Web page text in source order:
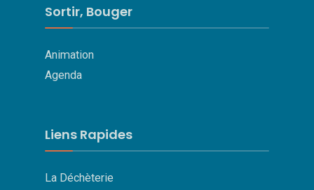
Sortir, Bouger
Animation
Agenda
Liens Rapides
La Déchèterie